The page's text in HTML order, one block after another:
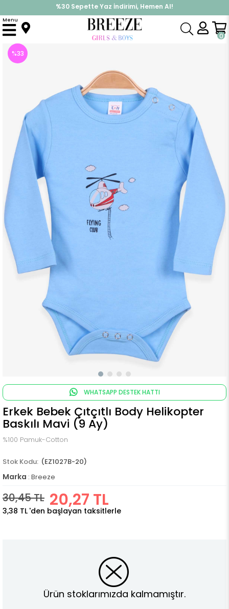
%30 Sepette Yaz İndirimi, Hemen Al!
İndirimlere ek %10 İndirimi Kap, Hemen Üye Ol!
0
Menu
Anasayfa Pijama & İç Giyim ERKEK Zıbın Erkek Bebek Çıtçıtlı Body Helikopter Baskılı Mavi (9 Ay)
%33
WHATSAPP DESTEK HATTI
Erkek Bebek Çıtçıtlı Body Helikopter
Baskılı Mavi (9 Ay)
%100 Pamuk-Cotton
(EZ1027B-20)
Marka : Breeze
30,45 TL 20,27 TL
3,38 TL 'den başlayan taksitlerle
Ürün stoklarımızda kalmamıştır.